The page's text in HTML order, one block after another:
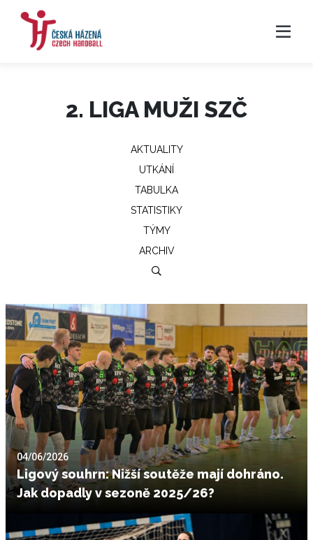
2. LIGA MUŽI SZČ
AKTUALITY
UTKÁNÍ
TABULKA
STATISTIKY
TÝMY
ARCHIV
04/06/2026
Ligový souhrn: Nižší soutěže mají dohráno.
Jak dopadly v sezoně 2025/26?